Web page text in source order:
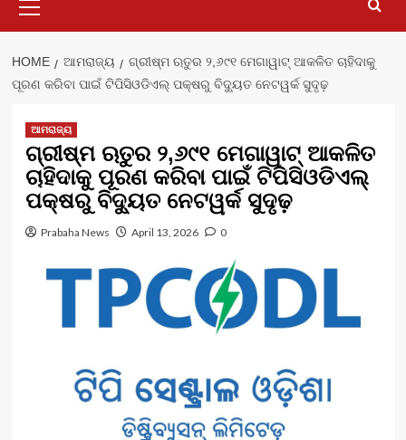
Menu
HOME ଆମରାଜ୍ୟ
ଗ୍ରୀଷ୍ମ ଋତୁର ୨,୬୯୧ ମେଗାୱାଟ୍ ଆକଳିତ ଚାହିଦାକୁ
ପୂରଣ କରିବା ପାଇଁ ଟିପିସିଓଡିଏଲ୍ ପକ୍ଷରୁ ବିଦ୍ୟୁତ ନେଟୱର୍କ ସୁଦୃଢ଼
ଆମରାଜ୍ୟ
ଗ୍ରୀଷ୍ମ ଋତୁର ୨,୬୯୧ ମେଗାୱାଟ୍ ଆକଳିତ
ଚାହିଦାକୁ ପୂରଣ କରିବା ପାଇଁ ଟିପିସିଓଡିଏଲ୍
ପକ୍ଷରୁ ବିଦ୍ୟୁତ ନେଟୱର୍କ ସୁଦୃଢ଼
Prabaha News April 13, 2026 0